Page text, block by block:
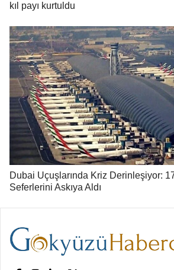
kıl payı kurtuldu
Dubai Uçuşlarında Kriz Derinleşiyor:
Seferlerini Askıya Aldı